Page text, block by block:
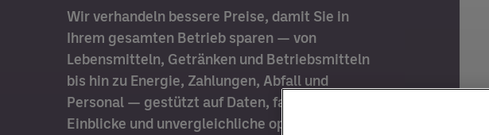
Wir verhandeln bessere Preise, damit Sie in
Ihrem gesamten Betrieb sparen — von
Lebensmitteln, Getränken und Betriebsmitteln
bis hin zu Energie, Zahlungen, Abfall und
Personal — gestützt auf Daten, fachkundige
Einblicke und unvergleichliche operative